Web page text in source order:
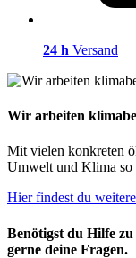
24 h Versand
Wir arbeiten
Mit vielen konkreten
Umwelt und Klima so
Hier findest du
Benötigst du Hilfe
gerne deine Fragen.